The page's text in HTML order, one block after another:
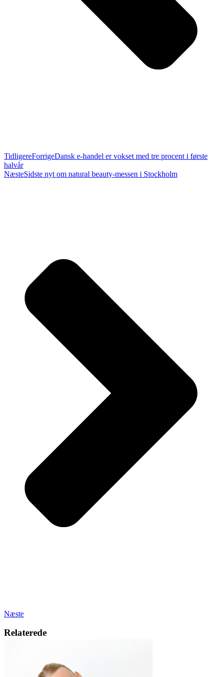
TidligereForrigeDansk e-handel er vokset med tre procent i første
halvår
NæsteSidste nyt om natural beauty-messen i Stockholm
Næste
Relaterede